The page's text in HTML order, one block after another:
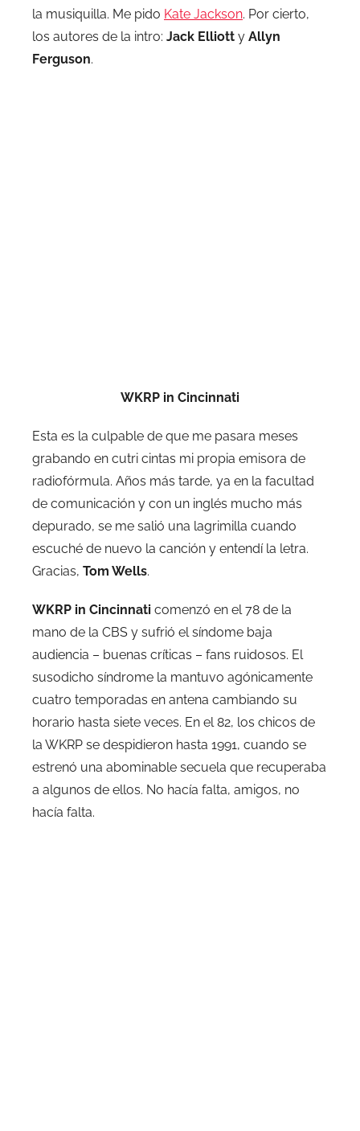
la musiquilla. Me pido Kate Jackson. Por cierto,
los autores de la intro: Jack Elliott y Allyn
Ferguson.
WKRP in Cincinnati
Esta es la culpable de que me pasara meses
grabando en cutri cintas mi propia emisora de
radiofórmula. Años más tarde, ya en la facultad
de comunicación y con un inglés mucho más
depurado, se me salió una lagrimilla cuando
escuché de nuevo la canción y entendí la letra.
Gracias, Tom Wells.
WKRP in Cincinnati comenzó en el 78 de la
mano de la CBS y sufrió el síndome baja
audiencia – buenas críticas – fans ruidosos. El
susodicho síndrome la mantuvo agónicamente
cuatro temporadas en antena cambiando su
horario hasta siete veces. En el 82, los chicos de
la WKRP se despidieron hasta 1991, cuando se
estrenó una abominable secuela que recuperaba
a algunos de ellos. No hacía falta, amigos, no
hacía falta.